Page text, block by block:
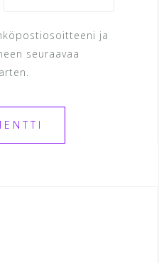
ja
seuraavaa